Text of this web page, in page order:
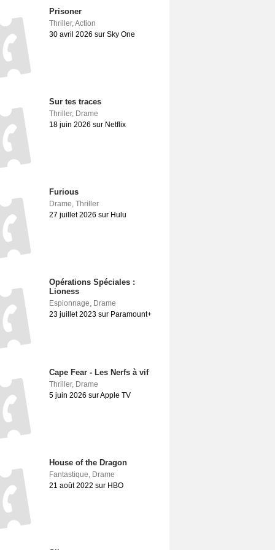
Prisoner
Thriller,Action
30 avril 2026 sur Sky One
Sur tes traces
Thriller, Drame
18 juin 2026 sur Netflix
Furious
Drame, Thriller
27 juillet 2026 sur Hulu
Opérations Spéciales :
Lioness
Espionnage, Drame
23 juillet 2023 sur Paramount+
Cape Fear - Les Nerfs à vif
Thriller, Drame
5 juin 2026 sur Apple TV
House of the Dragon
Fantastique, Drame
21 août 2022 sur HBO